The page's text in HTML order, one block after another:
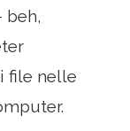
beh,
file nelle